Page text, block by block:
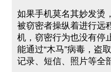
如果手机莫名其妙发烫
被窃密者操纵着进行远
机，窃密行为也没有停
能通过“木马”病毒，盗
记录、短信、照片等全